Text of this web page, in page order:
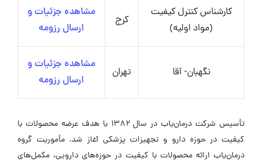
کارشناس کنترل کیفیت
(مواد اولیه)
کرج
مشاهده جزئیات و
ارسال رزومه
نگهبان- آقا تهران
مشاهده جزئیات و
ارسال رزومه
تأسیس شرکت درمان‌یاب در سال ۱۳۸۲ با هدف عرضه محصولات با
کیفیت در حوزه دارو و تجهیزات پزشکی آغاز شد. مأموریت گروه
درمان‌یاب ارائه محصولات با کیفیت در حوزه‌های دارویی، مکمل‌های